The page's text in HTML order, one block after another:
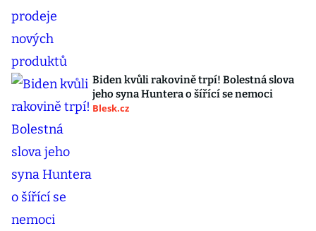
Biden kvůli rakovině trpí! Bolestná slova
jeho syna Huntera o šířící se nemoci
Blesk.cz